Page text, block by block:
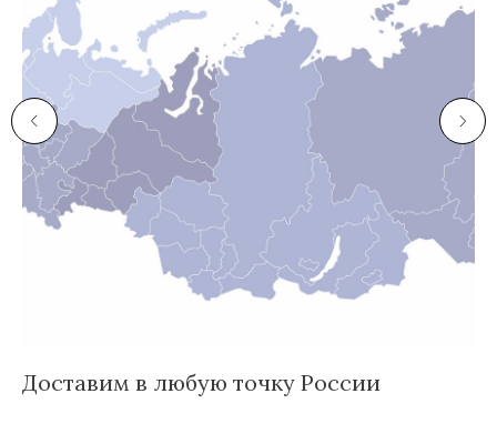
Доставим в любую точку России